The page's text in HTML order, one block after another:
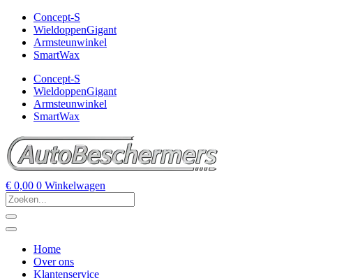
Concept-S
WieldoppenGigant
Armsteunwinkel
SmartWax
Concept-S
WieldoppenGigant
Armsteunwinkel
SmartWax
€ 0,00 0 Winkelwagen
Home
Over ons
Klantenservice